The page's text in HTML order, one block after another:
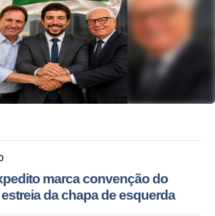
marca convenção do
da chapa de esquerda